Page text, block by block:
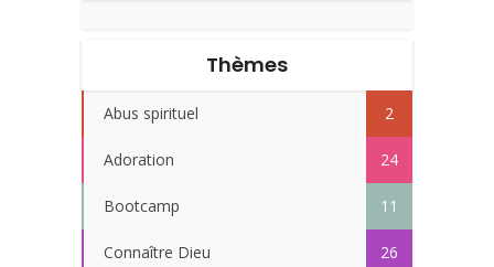
Thèmes
Abus spirituel 2
Adoration 24
Bootcamp 11
Connaître Dieu 26